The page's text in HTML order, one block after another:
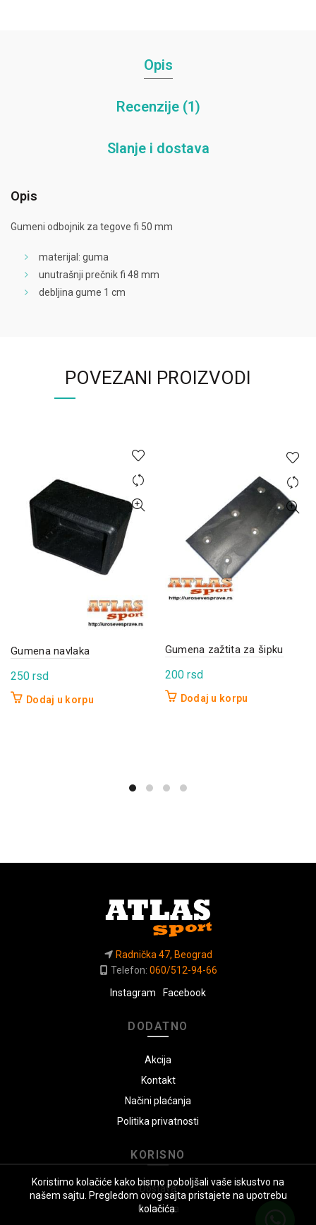
Opis
Recenzije (1)
Slanje i dostava
Opis
Gumeni odbojnik za tegove fi 50 mm
materijal: guma
unutrašnji prečnik fi 48 mm
debljina gume 1 cm
POVEZANI PROIZVODI
Gumena navlaka
250 rsd
Dodaj u korpu
Gumena zažtita za šipku
200 rsd
Dodaj u korpu
Radnička 47, Beograd
Telefon: 060/512-94-66
Instagram
Facebook
DODATNO
Akcija
Kontakt
Načini plaćanja
Politika privatnosti
KORISNO
Dostava
Garancija
Koristimo kolačiće kako bismo poboljšali vaše iskustvo na
našem sajtu. Pregledom ovog sajta pristajete na upotrebu
kolačića.